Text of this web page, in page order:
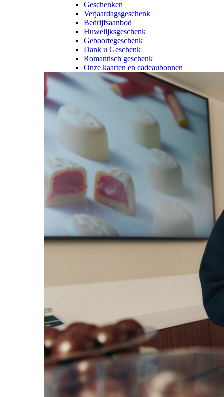
Geschenken
Verjaardagsgeschenk
Bedrijfsaanbod
Huwelijksgeschenk
Geboortegeschenk
Dank u Geschenk
Romantisch geschenk
Onze kaarten en cadeaubonnen